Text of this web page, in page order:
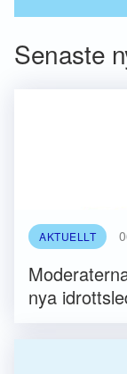
Senaste
AKTUELLT
nya